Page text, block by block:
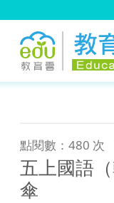
點閱數：480 次
五上國語
傘